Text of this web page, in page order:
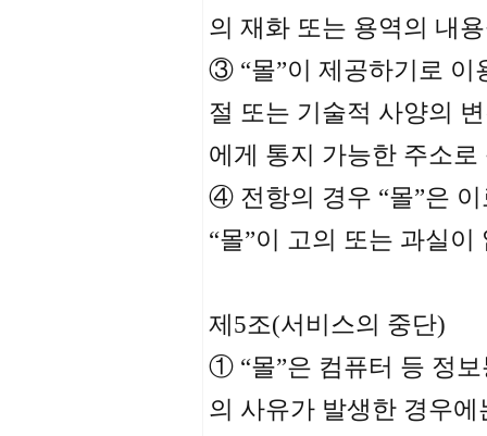
의 재화 또는 용역의 내
③ “몰”이 제공하기로 이
절 또는 기술적 사양의
에게 통지 가능한 주소
④ 전항의 경우 “몰”은
“몰”이 고의 또는 과실
제5조(서비스의 중단)
① “몰”은 컴퓨터 등 정
의 사유가 발생한 경우